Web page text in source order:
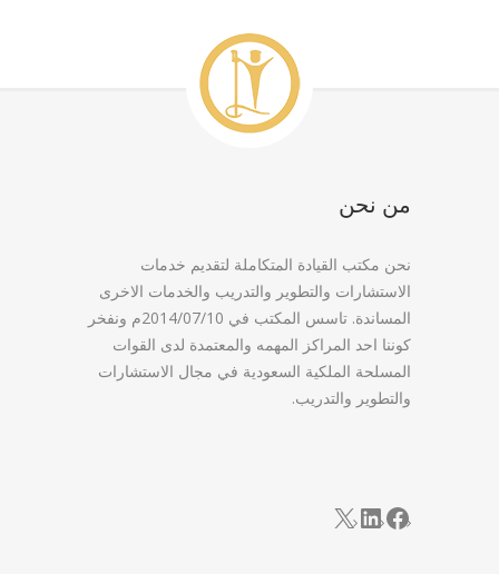
من نحن
نحن مكتب القيادة المتكاملة لتقديم خدمات
الاستشارات والتطوير والتدريب والخدمات الاخرى
المساندة. تاسس المكتب في 2014/07/10م ونفخر
كوننا احد المراكز المهمه والمعتمدة لدى القوات
المسلحة الملكية السعودية في مجال الاستشارات
والتطوير والتدريب.
Facebook
LinkedIn
X